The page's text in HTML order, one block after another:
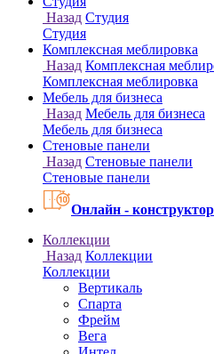
Онлайн - конструктор